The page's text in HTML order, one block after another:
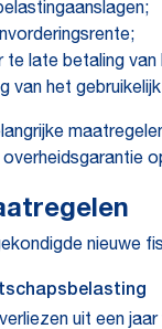
late betaling van
van het
nieuwe
uit een